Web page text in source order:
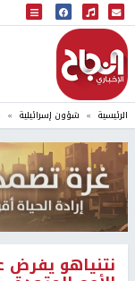
البث المباشر
إذاعة النجاح
الرئيسية شؤون إسرائيلية
نتنياهو